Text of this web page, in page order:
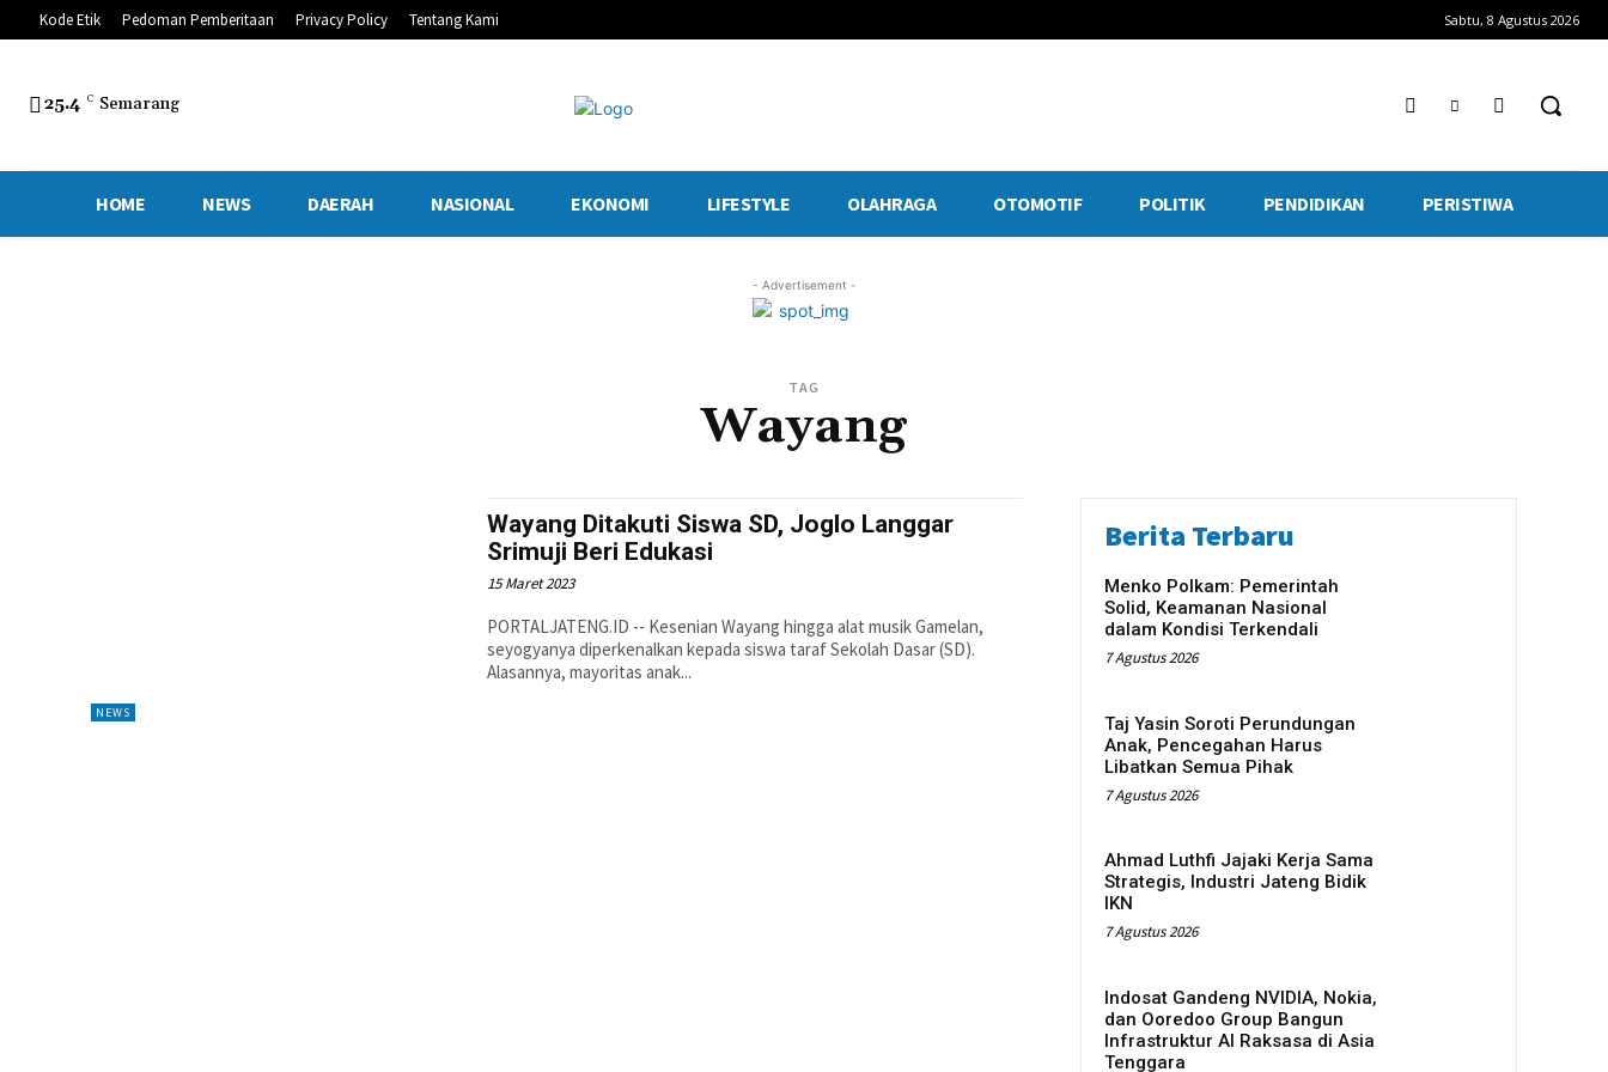
Kode Etik Pedoman Pemberitaan Privacy Policy Tentang Kami Sabtu, 8 Agustus 2026
25.4 C Semarang
HOME NEWS DAERAH NASIONAL EKONOMI LIFESTYLE OLAHRAGA OTOMOTIF POLITIK PENDIDIKAN PERISTIWA
- Advertisement -
TAG
Wayang
NEWS
Wayang Ditakuti Siswa SD, Joglo Langgar
Srimuji Beri Edukasi
15 Maret 2023
PORTALJATENG.ID -- Kesenian Wayang hingga alat musik Gamelan,
seyogyanya diperkenalkan kepada siswa taraf Sekolah Dasar (SD).
Alasannya, mayoritas anak...
Berita Terbaru
Menko Polkam: Pemerintah
Solid, Keamanan Nasional
dalam Kondisi Terkendali
7 Agustus 2026
Taj Yasin Soroti Perundungan
Anak, Pencegahan Harus
Libatkan Semua Pihak
7 Agustus 2026
Ahmad Luthfi Jajaki Kerja Sama
Strategis, Industri Jateng Bidik
IKN
7 Agustus 2026
Indosat Gandeng NVIDIA, Nokia,
dan Ooredoo Group Bangun
Infrastruktur AI Raksasa di Asia
Tenggara